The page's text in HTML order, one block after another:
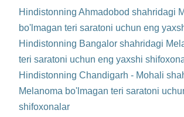
Hindistonning Ahmadobod shahridagi
bo'lmagan teri saratoni uchun eng
Hindistonning Bangalor shahridagi
teri saratoni uchun eng yaxshi
Hindistonning Chandigarh - Mohali
Melanoma bo'lmagan teri saratoni
shifoxonalar